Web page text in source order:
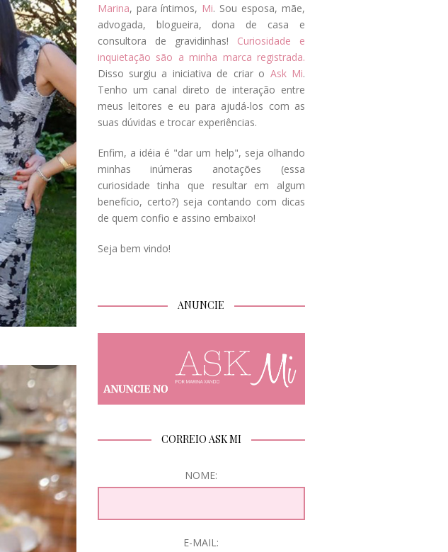
Marina, para íntimos, Mi. Sou esposa, mãe,
advogada, blogueira, dona de casa e
consultora de gravidinhas! Curiosidade e
inquietação são a minha marca registrada.
Disso surgiu a iniciativa de criar o Ask Mi.
Tenho um canal direto de interação entre
meus leitores e eu para ajudá-los com as
suas dúvidas e trocar experiências.
Enfim, a idéia é "dar um help", seja olhando
minhas inúmeras anotações (essa
curiosidade tinha que resultar em algum
benefício, certo?) seja contando com dicas
de quem confio e assino embaixo!
Seja bem vindo!
ANUNCIE
CORREIO ASK MI
NOME:
E-MAIL: